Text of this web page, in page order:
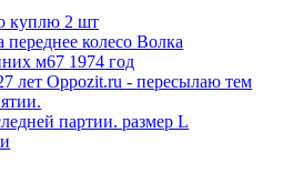
куплю 2 шт
колесо Волка
м67 1974 год
лет Oppozit.ru - пересылаю тем
партии. размер L